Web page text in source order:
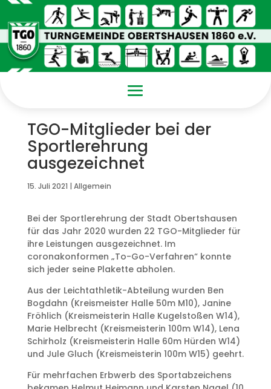
TGO-Mitglieder bei der
Sportlerehrung
ausgezeichnet
15. Juli 2021 | Allgemein
Bei der Sportlerehrung der Stadt Obertshausen
für das Jahr 2020 wurden 22 TGO-Mitglieder für
ihre Leistungen ausgezeichnet. Im
coronakonformen „To-Go-Verfahren“ konnte
sich jeder seine Plakette abholen.
Aus der Leichtathletik-Abteilung wurden Ben
Bogdahn (Kreismeister Halle 50m M10), Janine
Fröhlich (Kreismeisterin Halle Kugelstoßen W14),
Marie Helbrecht (Kreismeisterin 100m W14), Lena
Schirholz (Kreismeisterin Halle 60m Hürden W14)
und Jule Gluch (Kreismeisterin 100m W15) geehrt.
Für mehrfachen Erbwerb des Sportabzeichens